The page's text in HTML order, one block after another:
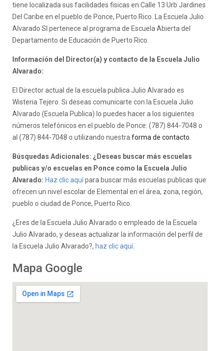
tiene localizada sus facilidades fisicas en Calle 13 Urb Jardines
Del Caribe en el pueblo de Ponce, Puerto Rico. La Escuela Julio
Alvarado SI pertenece al programa de Escuela Abierta del
Departamento de Educación de Puerto Rico.
Información del Director(a) y contacto de la Escuela Julio
Alvarado:
El Director actual de la escuela publica Julio Alvarado es
Wisteria Tejero. Si deseas comunicarte con la Escuela Julio
Alvarado (Escuela Publica) lo puedes hacer a los siguientes
números telefónicos en el pueblo de Ponce: (787) 844-7048 o
al (787) 844-7048 o utilizando nuestra forma de contacto
Búsquedas Adicionales: ¿Deseas buscar más escuelas
publicas y/o escuelas en Ponce como la Escuela Julio
Alvarado: Haz clic aquípara buscar más escuelas publicas que
ofrecen un nivel escolar de Elemental en el área, zona, región,
pueblo o ciudad de Ponce, Puerto Rico.
¿Eres de la Escuela Julio Alvarado o empleado de la Escuela
Julio Alvarado, y deseas actualizar la información del perfil de
la Escuela Julio Alvarado?, haz clic aquí.
Mapa Google